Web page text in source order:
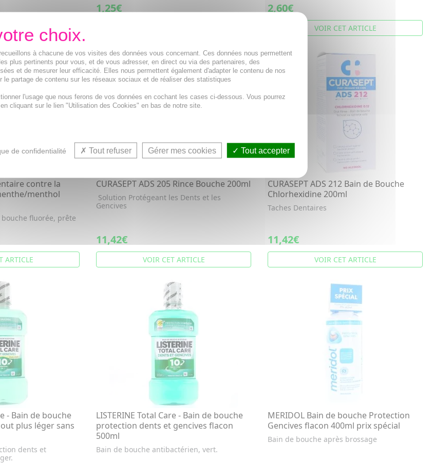
ARTICLE
1,25€ 2,60€
VOIR CET ARTICLE
contre la
menthol
fluorée, prête
ARTICLE
CURASEPT ADS 205 Rince Bouche 200ml
Solution Protégeant les Dents et les
Gencives
11,42€
VOIR CET ARTICLE
CURASEPT ADS 212 Bain de Bouche
Chlorhexidine 200ml
Taches Dentaires
11,42€
VOIR CET ARTICLE
- Bain de bouche
plus léger sans
dents et
LISTERINE Total Care - Bain de bouche
protection dents et gencives flacon
500ml
Bain de bouche antibactérien, vert.
MERIDOL Bain de bouche Protection
Gencives flacon 400ml prix spécial
Bain de bouche après brossage
à chacune de vos visites des données vous concernant. Ces données nous permettent
plus pertinents pour vous, et de vous adresser, en direct ou via des partenaires, des
et de mesurer leur efficacité. Elles nous permettent également d'adapter le contenu de nos
partage de contenu sur les réseaux sociaux et de réaliser des statistiques
l'usage que nous ferons de vos données en cochant les cases ci-dessous. Vous pourrez
cliquant sur le lien "Utilisation des Cookies" en bas de notre site.
de confidentialité Tout refuser Gérer mes cookies Tout accepter